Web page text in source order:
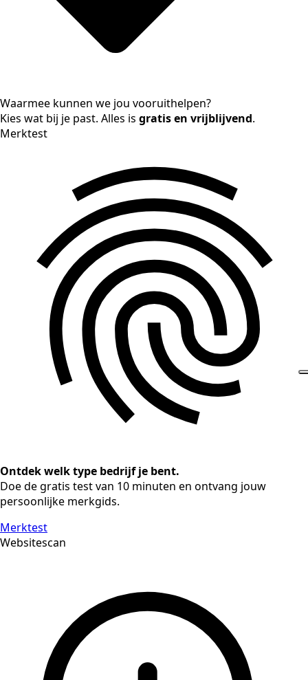
Waarmee kunnen we jou vooruithelpen?
Kies wat bij je past. Alles is gratis en vrijblijvend.
Merktest
Ontdek welk type bedrijf je bent.
Doe de gratis test van 10 minuten en ontvang jouw
persoonlijke merkgids.
Merktest
Websitescan